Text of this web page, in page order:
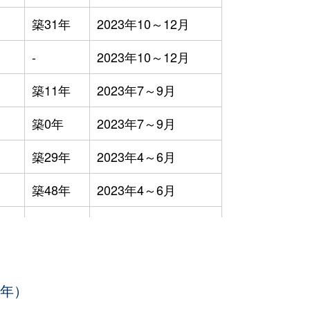
築31年
2023年10～12月
-
2023年10～12月
築11年
2023年7～9月
築0年
2023年7～9月
築29年
2023年4～6月
築48年
2023年4～6月
）